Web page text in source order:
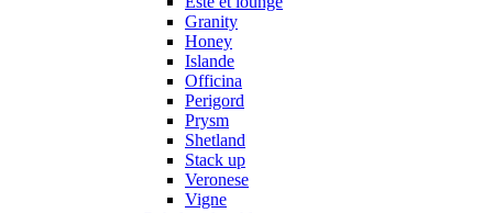
Granity
Honey
Islande
Officina
Perigord
Prysm
Shetland
Stack up
Veronese
Vigne